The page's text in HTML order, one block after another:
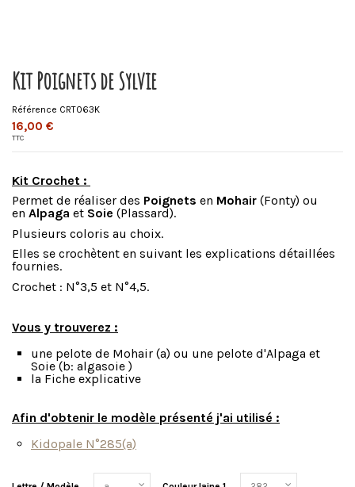
Kit Poignets de Sylvie
Référence CRT063K
16,00 €
TTC
Kit Crochet :
Permet de réaliser des Poignets en Mohair (Fonty) ou
en Alpaga et Soie (Plassard).
Plusieurs coloris au choix.
Elles se crochètent en suivant les explications détaillées
fournies.
Crochet : N°3,5 et N°4,5.
Vous y trouverez :
une pelote de Mohair (a) ou une pelote d'Alpaga et
Soie (b: algasoie )
la Fiche explicative
Afin d'obtenir le modèle présenté j'ai utilisé :
Kidopale N°285(a)